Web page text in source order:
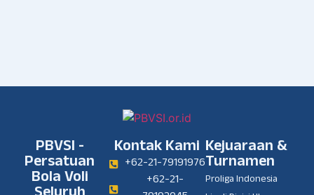
PBVSI -
Persatuan
Bola Voli
Kontak Kami
+62-21-79191976
+62-21-
Kejuaraan &
Turnamen
Proliga Indonesia